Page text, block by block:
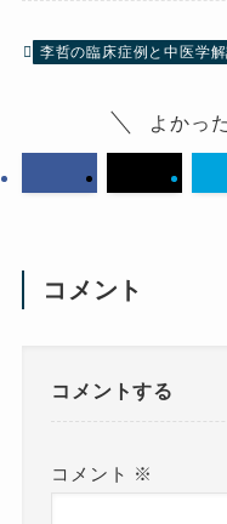
李哲の臨床症例と中医学
よかっ
コメント
コメントする
コメント ※